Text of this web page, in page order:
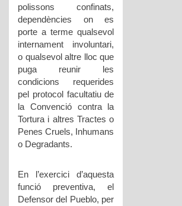
polissons confinats,
dependències on es
porte a terme qualsevol
internament involuntari,
o qualsevol altre lloc que
puga reunir les
condicions requerides
pel protocol facultatiu de
la Convenció contra la
Tortura i altres Tractes o
Penes Cruels, Inhumans
o Degradants.
En l’exercici d’aquesta
funció preventiva, el
Defensor del Pueblo, per